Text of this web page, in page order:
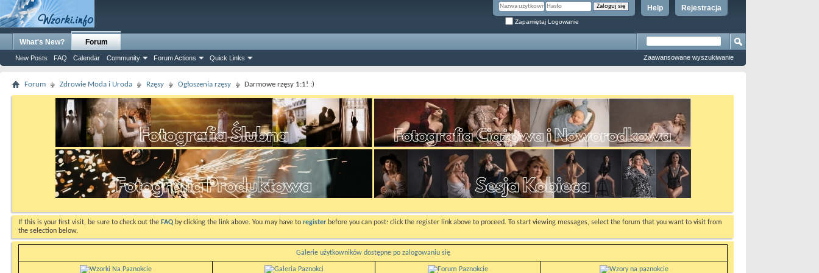
Rejestracja
Help
Zapamiętaj Logowanie
What's New? Forum
New Posts FAQ Calendar Community Forum Actions Quick Links Zaawansowane wyszukiwanie
Forum Zdrowie Moda i Uroda Rzęsy Ogłoszenia rzęsy Darmowe rzęsy 1:1! :)
If this is your first visit, be sure to check out the FAQ by clicking the link above. You may have to register before you can post: click the register link above to proceed. To start viewing messages, select the forum that you want to visit from
the selection below.
Galerie użytkowników dostępne po zalogowaniu się